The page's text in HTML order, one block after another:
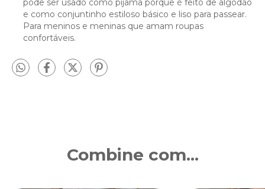
e como conjuntinho estiloso básico e liso para passear.
Para meninos e meninas que amam roupas
confortáveis.
Combine com...